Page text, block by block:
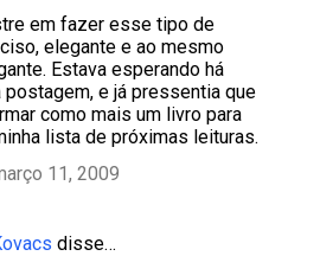
em fazer esse tipo de
elegante e ao mesmo
Estava esperando há
e já pressentia que
como mais um livro para
lista de próximas leituras.
11, 2009
disse…